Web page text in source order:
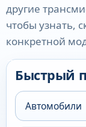
другие
чтобы узнать,
конкретной
Быстрый